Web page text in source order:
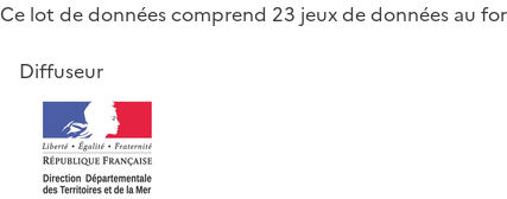
Ce lot de données comprend 23 jeux de données au
Diffuseur